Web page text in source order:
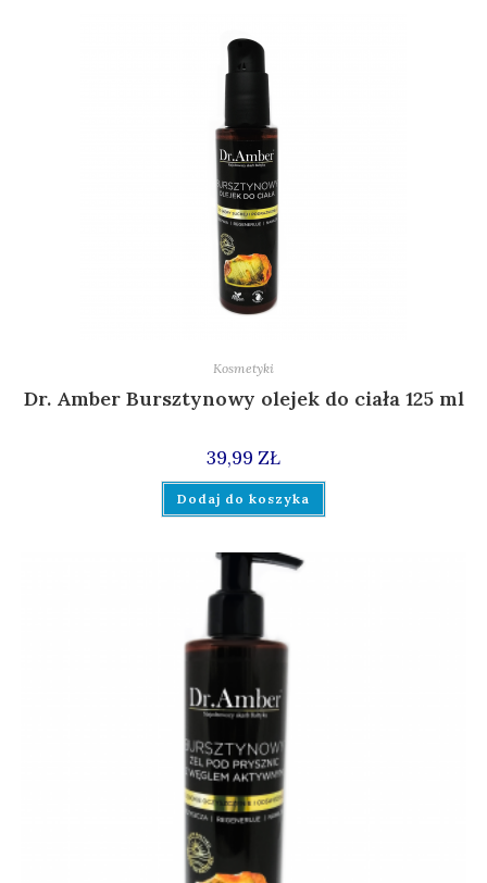
Kosmetyki
Dr. Amber Bursztynowy olejek do ciała 125 ml
39,99 ZŁ
Dodaj do koszyka